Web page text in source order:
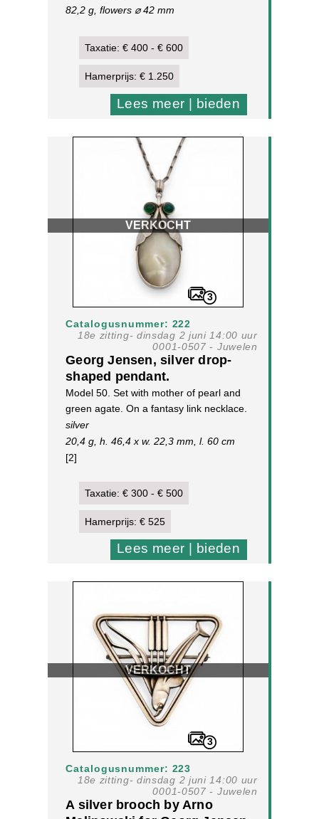
82,2 g, flowers ⌀ 42 mm
Taxatie: € 400 - € 600
Hamerprijs: € 1.250
Lees meer | bieden
VERKOCHT
3
Catalogusnummer: 222
18e zitting- dinsdag 2 juni 14:00 uur
0001-0507 - Juwelen
Georg Jensen, silver drop-
shaped pendant.
Model 50. Set with mother of pearl and
green agate. On a fantasy link necklace.
silver
20,4 g, h. 46,4 x w. 22,3 mm, l. 60 cm
[2]
Taxatie: € 300 - € 500
Hamerprijs: € 525
Lees meer | bieden
VERKOCHT
3
Catalogusnummer: 223
18e zitting- dinsdag 2 juni 14:00 uur
0001-0507 - Juwelen
A silver brooch by Arno